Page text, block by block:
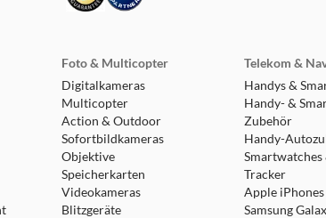
Foto & Multicopter
Digitalkameras
Multicopter
Action & Outdoor
Sofortbildkameras
Objektive
Speicherkarten
Videokameras
Blitzgeräte
Telekom &
Handys &
Handy- &
Zubehör
Handy-
Smartwatches
Tracker
Apple iPhones
Samsung